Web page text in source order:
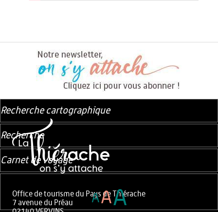
Office de tourisme du Pays de Thiérache
7 avenue du Préau
Recherche cartographique
Recherche
Carnet de voyage
AAA